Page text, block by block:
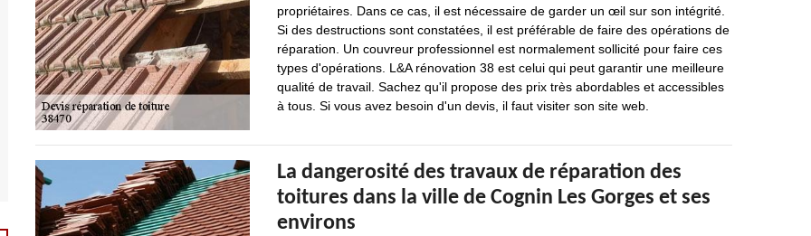
propriétaires. Dans ce cas, il est nécessaire de garder un œil sur son intégrité.
Si des destructions sont constatées, il est préférable de faire des opérations de
réparation. Un couvreur professionnel est normalement sollicité pour faire ces
types d'opérations. L&A rénovation 38 est celui qui peut garantir une meilleure
qualité de travail. Sachez qu'il propose des prix très abordables et accessibles
à tous. Si vous avez besoin d'un devis, il faut visiter son site web.
La dangerosité des travaux de réparation des
toitures dans la ville de Cognin Les Gorges et ses
environs